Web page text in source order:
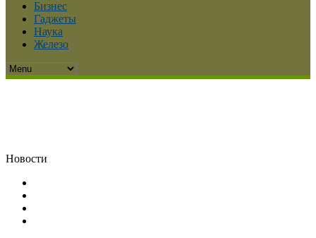
Бизнес
Гаджеты
Наука
Железо
Новости